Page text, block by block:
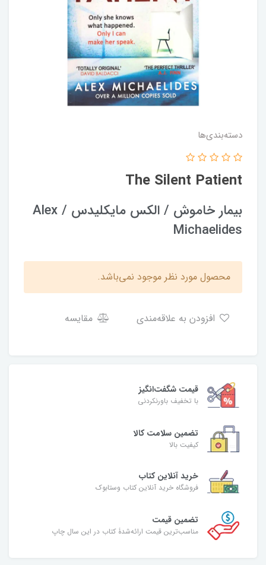
دسته‌بندی‌ها
The Silent Patient
بیمار خاموش / الکس مایکلیدس / Alex
Michaelides
محصول مورد نظر موجود نمی‌باشد.
مقایسه
قیمت شگفت‌انگیز
با تخفیف باورنکردنی
تضمین سلامت کالا
کیفیت بالا
خرید آنلاین کتاب
فروشگاه خرید آنلاین کتاب وستابوک
تضمین قیمت
مناسب‌ترین قیمت ارائه‌شدۀ کتاب در این سال چاپ